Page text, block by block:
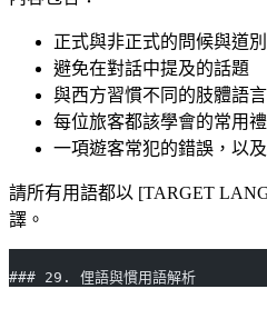
正式與非正式的問候與道別
避免在對話中提及的話題
與西方習慣不同的肢體語言
每位旅客都該學會的常用
一項遊客常犯的錯誤，以
請所有用語都以 [TARGET
譯。
### 29. 俚語與慣用語解析